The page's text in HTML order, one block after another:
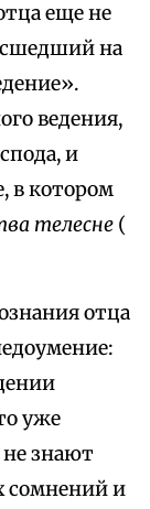
еще не
на
ведения,
и
в котором
телесне (
отца
уже
не знают
сомнений и